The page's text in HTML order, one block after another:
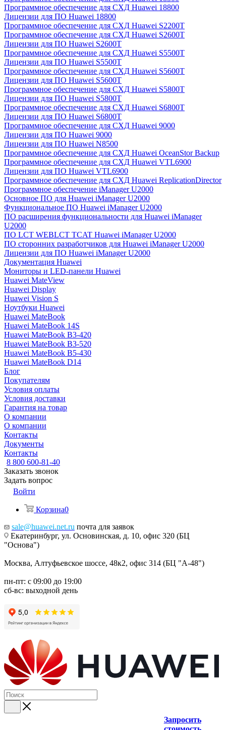
Программное обеспечение для СХД Huawei 18800
Лицензии для ПО Huawei 18800
Программное обеспечение для СХД Huawei S2200T
Программное обеспечение для СХД Huawei S2600T
Лицензии для ПО Huawei S2600T
Программное обеспечение для СХД Huawei S5500T
Лицензии для ПО Huawei S5500T
Программное обеспечение для СХД Huawei S5600T
Лицензии для ПО Huawei S5600T
Программное обеспечение для СХД Huawei S5800T
Лицензии для ПО Huawei S5800T
Программное обеспечение для СХД Huawei S6800T
Лицензии для ПО Huawei S6800T
Программное обеспечение для СХД Huawei 9000
Лицензии для ПО Huawei 9000
Лицензии для ПО Huawei N8500
Программное обеспечение для СХД Huawei OceanStor Backup
Программное обеспечение для СХД Huawei VTL6900
Лицензии для ПО Huawei VTL6900
Программное обеспечение для СХД Huawei ReplicationDirector
Программное обеспечение iManager U2000
Основное ПО для Huawei iManager U2000
Функциональное ПО Huawei iManager U2000
ПО расширения функциональности для Huawei iManager
U2000
ПО LCT WEBLCT TCAT Huawei iManager U2000
ПО сторонних разработчиков для Huawei iManager U2000
Лицензии для ПО Huawei iManager U2000
Документация Huawei
Мониторы и LED-панели Huawei
Huawei MateView
Huawei Display
Huawei Vision S
Ноутбуки Huawei
Huawei MateBook
Huawei MateBook 14S
Huawei MateBook B3-420
Huawei MateBook B3-520
Huawei MateBook B5-430
Huawei MateBook D14
Блог
Покупателям
Условия оплаты
Условия доставки
Гарантия на товар
О компании
О компании
Контакты
Документы
Контакты
8 800 600-81-40
Заказать звонок
Задать вопрос
Войти
Корзина0
sale@huawei.net.ru почта для заявок
Екатеринбург, ул. Основинская, д. 10, офис 320 (БЦ
"Основа")
Москва, Алтуфьевское шоссе, 48к2, офис 314 (БЦ "А-48")
пн-пт: с 09:00 до 19:00
сб-вс: выходной день
Запросить